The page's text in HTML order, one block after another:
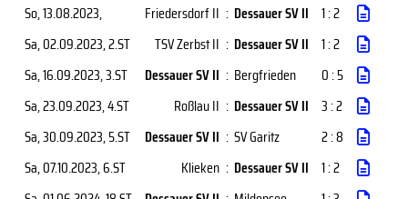
So, 13.08.2023, Friedersdorf II : Dessauer SV II 1 : 2
Sa, 02.09.2023, 2.ST TSV Zerbst II : Dessauer SV II 1 : 2
Sa, 16.09.2023, 3.ST Dessauer SV II : Bergfrieden
0 : 5
Sa, 23.09.2023, 4.ST Roßlau II : Dessauer SV II 3 : 2
Sa, 30.09.2023, 5.ST Dessauer SV II : SV Garitz
2 : 8
Sa, 07.10.2023, 6.ST Klieken : Dessauer SV II 1 : 2